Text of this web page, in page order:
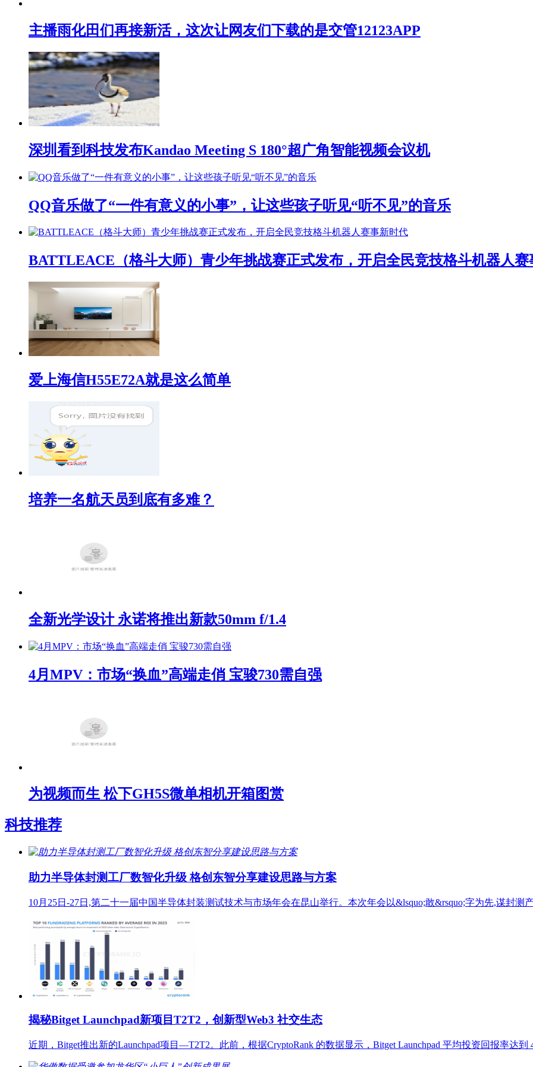
主播雨化田们再接新活，这次让网友们下载的是交管12123APP
深圳看到科技发布Kandao Meeting S 180°超广角智能视频会议机
QQ音乐做了“一件有意义的小事”，让这些孩子听见“听不见”的音乐
BATTLEACE（格斗大师）青少年挑战赛正式发布，开启全民竞技格斗机器人赛
爱上海信H55E72A就是这么简单
培养一名航天员到底有多难？
全新光学设计 永诺将推出新款50mm f/1.4
4月MPV：市场“换血”高端走俏 宝骏730需自强
为视频而生 松下GH5S微单相机开箱图赏
科技推荐
助力半导体封测工厂数智化升级 格创东智分享建设思路与方案
10月25日-27日,第二十一届中国半导体封装测试技术与市场年会在昆山举行。本次年会以&lsquo;敢&rsquo;字为先,谋封测
揭秘Bitget Launchpad新项目T2T2，创新型Web3 社交生态
近期，Bitget推出新的Launchpad项目—T2T2。此前，根据CryptoRank 的数据显示，Bitget Launchpad 平均投资回报率达到